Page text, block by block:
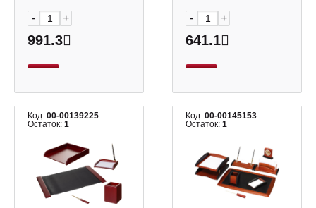
- +
991.3
- +
641.1
Код: 00-00139225
Остаток: 1
Код:00-00145153
Остаток:1